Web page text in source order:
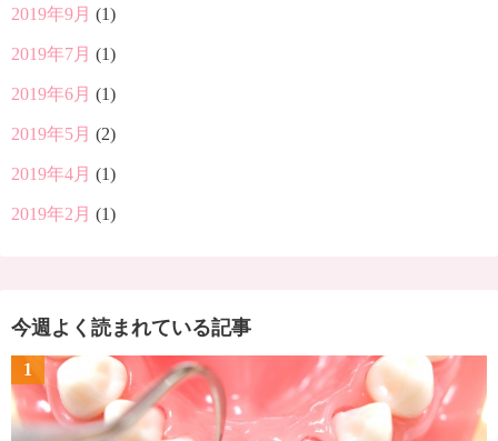
2019年9月 (1)
2019年7月 (1)
2019年6月 (1)
2019年5月 (2)
2019年4月 (1)
2019年2月 (1)
今週よく読まれている記事
1